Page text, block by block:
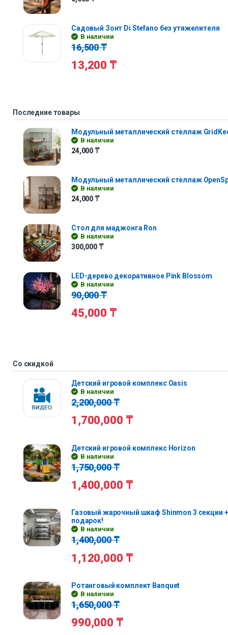
Садовый Зонт Di Stefano без утяжелителя
В наличии
16,500₸
13,200 ₸
Последние товары
Модульный металлический стеллаж
В наличии
24,000 ₸
Модульный металлический стеллаж
В наличии
24,000 ₸
Стол для маджонга Ron
В наличии
300,000 ₸
LED-дерево декоративное Pink Blossom
В наличии
90,000₸
45,000 ₸
Со скидкой
Детский игровой комплекс Oasis
В наличии
2,200,000₸
1,700,000 ₸
Детский игровой комплекс Horizon
В наличии
1,750,000₸
1,400,000 ₸
Газовый жарочный шкаф Shinmon 3 секции
подарок!
В наличии
1,400,000₸
1,120,000 ₸
Ротанговый комплект Banquet
В наличии
1,650,000₸
990,000 ₸